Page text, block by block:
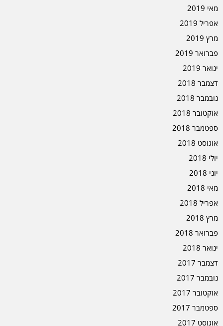
מאי 2019
אפריל 2019
מרץ 2019
פברואר 2019
ינואר 2019
דצמבר 2018
נובמבר 2018
אוקטובר 2018
ספטמבר 2018
אוגוסט 2018
יולי 2018
יוני 2018
מאי 2018
אפריל 2018
מרץ 2018
פברואר 2018
ינואר 2018
דצמבר 2017
נובמבר 2017
אוקטובר 2017
ספטמבר 2017
אוגוסט 2017